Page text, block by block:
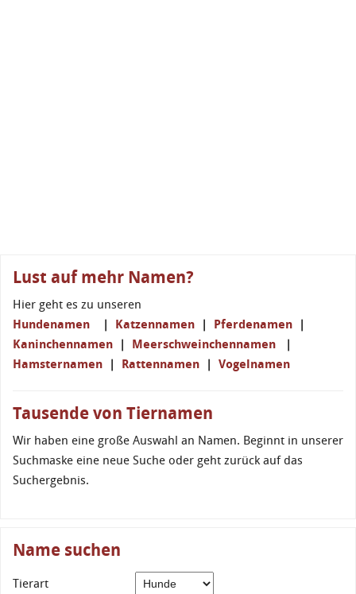
Lust auf mehr Namen?
Hier geht es zu unseren
Hundenamen | Katzennamen | Pferdenamen |
Kaninchennamen | Meerschweinchennamen |
Hamsternamen | Rattennamen | Vogelnamen
Tausende von Tiernamen
Wir haben eine große Auswahl an Namen. Beginnt in unserer
Suchmaske eine neue Suche oder geht zurück auf das
Suchergebnis.
Name suchen
Tierart